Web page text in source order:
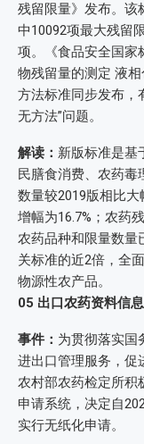
残留限量》发布。该
中10092项最大残留
项。《食品安全国家
物残留量的测定 液
方法标准同步发布，
无方法”问题。
解读： 新版标准是基
民膳食消费、农药毒
数量较2019版相比大
增幅为16.7%；农药
农药品种和限量数量
关标准的近2倍，全
物源性农产品。
05 出口农药资料信
事件： 为贯彻落实国
进出口管理服务，促
农村部农药检定所积
申请系统，决定自
实行无纸化申请。